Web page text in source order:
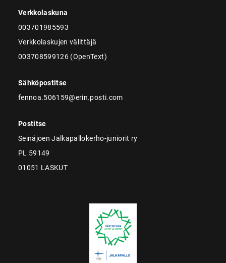
Verkkolaskuna
003701985593
Verkkolaskujen välittäjä
003708599126 (OpenText)
Sähköpostitse
fennoa.506159@erin.posti.com
Postitse
Seinäjoen Jalkapallokerho-juniorit ry
PL 59149
01051 LASKUT